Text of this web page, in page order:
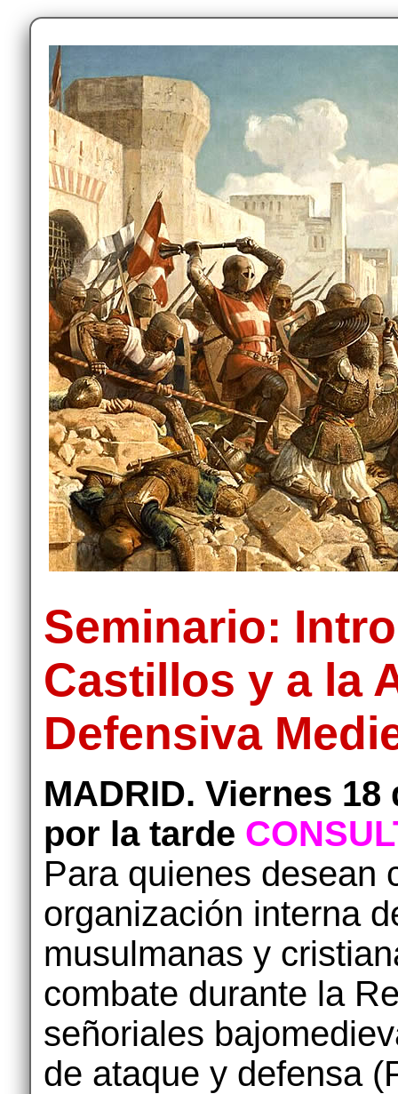
Seminario:
Castillos y a la
Defensiva
MADRID. Viernes
por la tarde
Para quienes desean
organización interna
musulmanas y
combate durante la
señoriales
de ataque y defensa